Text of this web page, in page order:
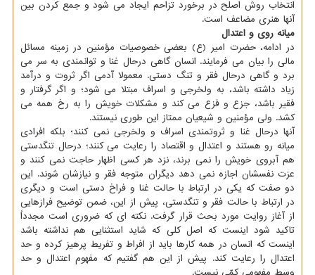
انتخاب روش اصلح در برخورد تزاحم ایجاد می شود و جمع کردن بین
آنها هنری مضاعف است.
میانه روی و اعتدال
در ادامه، حضرت امیر (ع) بعضی خصوصیات مؤمنین در زمینه مسائل
مالی را بیان می فرمایند. انسان گاهی درحال غنا و توانمندی به سر می
برد و گاهی درحال فقر و تنگ دستی. معمولا آدمی اگر ثروت و درآمد
زیاد داشته باشد، به ولخرجی و اسراف مبتلا می شود؛ و اگر گرفتار و
فقیر باشد، جزع و فزع می کند و مشکلات خویش را به رخ همه می
کشد. ولی مؤمنین و شیعیان ممتاز این طوری نیستند.
آنها درحال غنا و ثروتمندی اسراف و ولخرجی نمی کنند؛ بلکه افرادی
میانه رو هستند و اعتدال و اقتصاد را رعایت می کنند؛ درحال تنگدستی
هم آبروی خویش را نمی برند، نزد هر کسی اظهار حاجت نمی کنند و
عزت نفسشان اجازه نمی دهد دیگران متوجه فقر و نیازشان شوند. این
دو صفت که یکی در ارتباط با حالت غنا و فراخ دستی است و دیگری
در ارتباط با حالت فقر و تنگدستی، پیش از این، ضمن توضیح فرازهایی
از آغاز روایت مورد بحث قرار گرفت. نکته ای که ضروری است مجدداً
تاکید شود اینست که اصل کلی که شاید استثنایی هم نداشته باشد
اینست که انسان در همه کارها باید از افراط و تفریط پرهیز کرده و حد
اعتدال را رعایت کند. پیش از این هم گفتیم که مفهوم اعتدال و حد
وسط مفهومی کمّی نیست.